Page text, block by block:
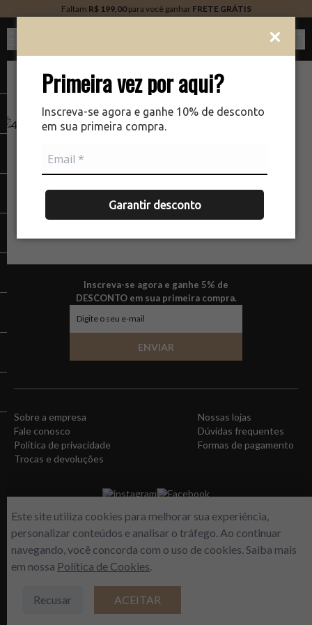
Primeira vez por aqui?
Inscreva-se agora e ganhe 10% de desconto
em sua primeira compra.
Garantir desconto
Faltam R$ 199,00para você ganhar FRETE GRÁTIS
NÃO ENCONTRAMOS A PÁGINA QUE VOCÊ ESTÁ
PROCURANDO.
Este site utiliza cookies para melhorar sua experiência,
personalizar conteúdos e analisar o tráfego. Ao continuar
navegando, você concorda com o uso de cookies. Saiba mais
em nossa Política de Cookies.
Recusar ACEITAR
Inscreva-se agora e ganhe 5% de
DESCONTO em sua primeira compra.
ENVIAR
Sobre a empresa
Nossas lojas
Fale conosco
Dúvidas frequentes
Política de privacidade
Formas de pagamento
Trocas e devoluções
instagram Facebook
WORLD FREE - Max Comercio de Perfumes LTDA | Estrada do Gabinal, 313 –